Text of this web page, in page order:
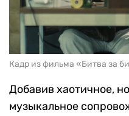
Кадр из фильма «Битва за
Добавив хаотичное,
музыкальное